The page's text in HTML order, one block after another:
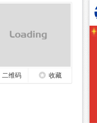
二维码 收藏